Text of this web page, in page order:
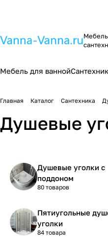
Мебель для ванной
Главная Каталог Сантехника
Душевые
Душевые уголки с
поддоном
80 товаров
Пятиугольные
уголки
84 товара